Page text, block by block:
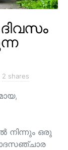
2 shares
നിന്നും ഒരു